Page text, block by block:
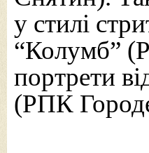
у стилі
“Колумб”
портрети
(РПК